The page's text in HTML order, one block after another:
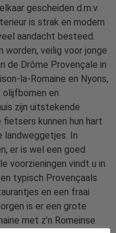
gescheiden d.m.v.
is strak en modern
aandacht besteed.
veilig voor jonge
de Drôme Provençale in
la-Romaine en Nyons,
en
zijn uitstekende
kunnen hun hart
landweggetjes. In
er is wel een goed
voorzieningen vindt u in
typisch Provençaals
en een fraai
is er een grote
met z’n Romeinse